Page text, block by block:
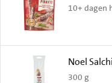
10+ dagen
Noel
300 g